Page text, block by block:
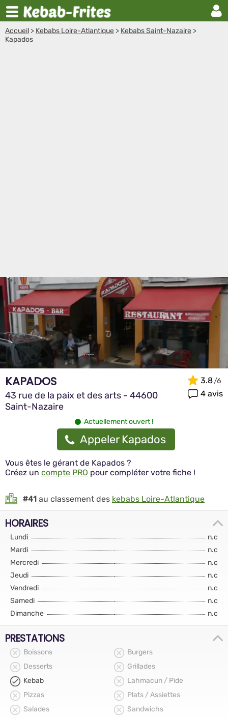
Accueil > Kebabs Loire-Atlantique > Kebabs Saint-Nazaire >
Kapados
KAPADOS
43 rue de la paix et des arts - 44600
Saint-Nazaire
3.8
4 avis
Actuellement ouvert !
Appeler Kapados
Vous êtes le gérant de Kapados ?
Créez un compte PRO pour compléter votre fiche !
#41 au classement des kebabs Loire-Atlantique
HORAIRES
Lundi
n.c
Mardi
n.c
Mercredi
n.c
Jeudi
n.c
Vendredi
n.c
Samedi
n.c
Dimanche
n.c
PRESTATIONS
Boissons
Burgers
Desserts
Grillades
Kebab
Lahmacun / Pide
Pizzas
Plats / Assiettes
Salades
Sandwichs